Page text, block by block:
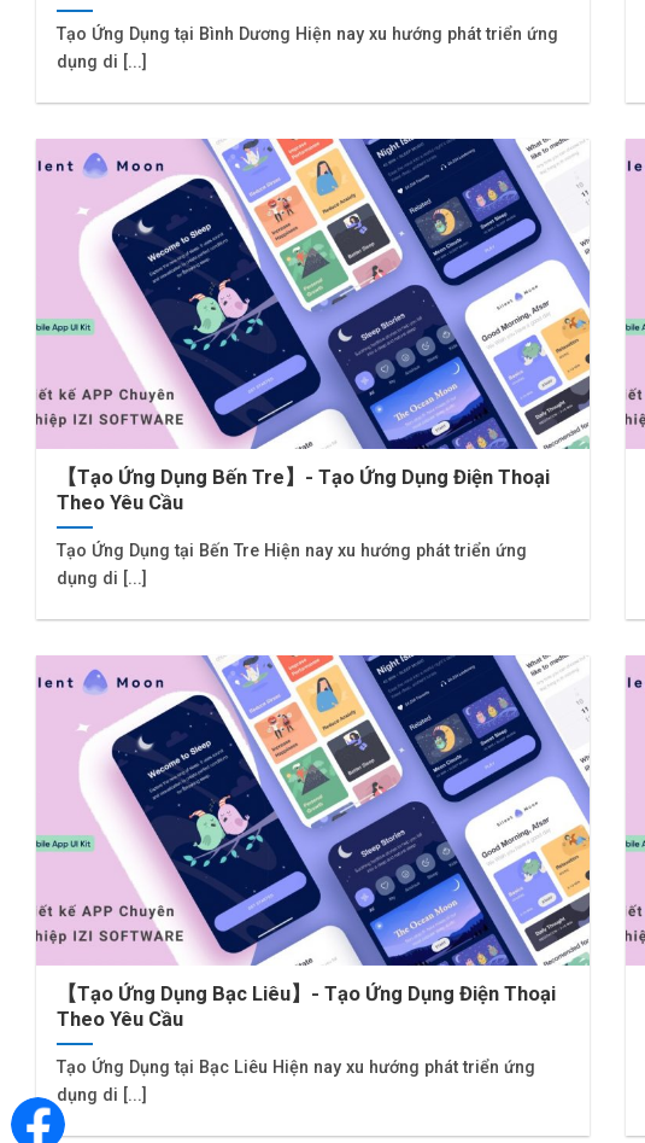
Tạo Ứng Dụng tại Bình Dương Hiện nay xu hướng phát triển ứng
dụng di [...]
【Tạo Ứng Dụng Bến Tre】- Tạo Ứng Dụng Điện Thoại
Theo Yêu Cầu
Tạo Ứng Dụng tại Bến Tre Hiện nay xu hướng phát triển ứng
dụng di [...]
【Tạo Ứng Dụng Bạc Liêu】- Tạo Ứng Dụng Điện Thoại
Theo Yêu Cầu
Tạo Ứng Dụng tại Bạc Liêu Hiện nay xu hướng phát triển ứng
dụng di [...]